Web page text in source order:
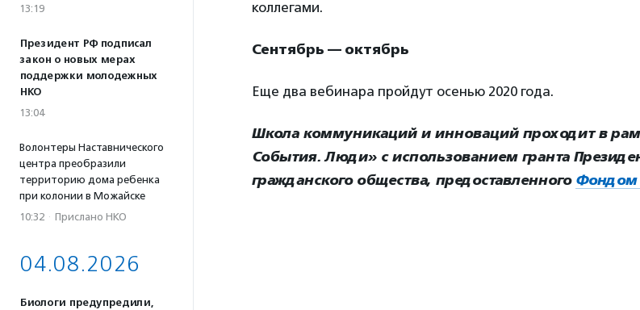
13:19
Президент РФ подписал
закон о новых мерах
поддержки молодежных
НКО
13:04
Волонтеры Наставнического
центра преобразили
территорию дома ребенка
при колонии в Можайске
10:32 · Прислано НКО
04.08.2026
Биологи предупредили,
коллегами.
Сентябрь — октябрь
Еще два вебинара пройдут осенью 2020 года.
Школа коммуникаций и инноваций проходит в
События. Люди» с использованием гранта
гражданского общества, предоставленного Фондом